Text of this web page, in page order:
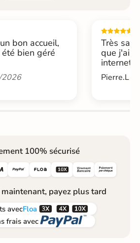
bon accueil,
bien géré
Très
que j'ai
internet....
Pierre.L -
100% sécurisé
  
payez plus tard
avecFloa  
frais avec 